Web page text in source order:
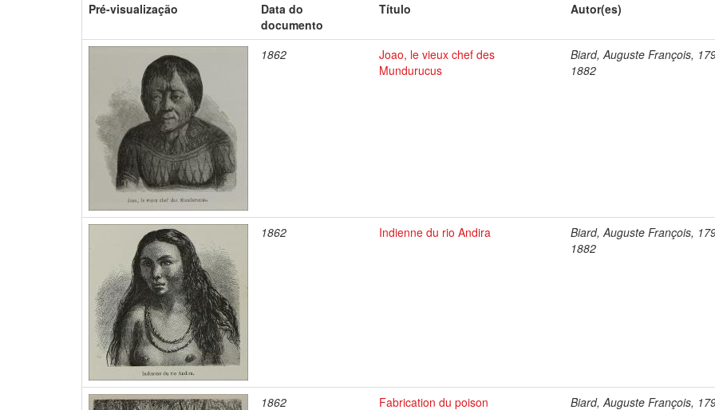
Pré-visualização
Data do
documento
Título Autor(es)
1862
Joao, le vieux chef des
Mundurucus
Biard, Auguste François,
1882
1862 Indienne du rio Andira
Biard, Auguste François,
1882
1862 Fabrication du poison
Biard, Auguste François,